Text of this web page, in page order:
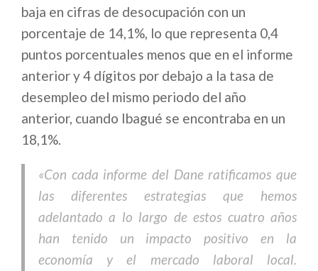
baja en cifras de desocupación con un
porcentaje de 14,1%, lo que representa 0,4
puntos porcentuales menos que en el informe
anterior y 4 dígitos por debajo a la tasa de
desempleo del mismo periodo del año
anterior, cuando Ibagué se encontraba en un
18,1%.
«Con cada informe del Dane ratificamos que
las diferentes estrategias que hemos
adelantado a lo largo de estos cuatro años
han tenido un impacto positivo en la
economía y el mercado laboral local.